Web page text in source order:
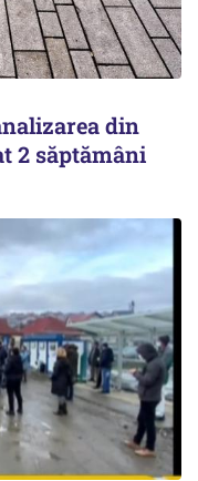
din
2 săptămâni